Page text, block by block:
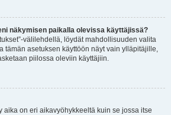
näkymisen paikalla olevissa käyttäjissä?
välilehdellä, löydät mahdollisuuden valita
tämän asetuksen käyttöön näyt vain ylläpitäjille,
piilossa oleviin käyttäjiin.
aika on eri aikavyöhykkeeltä kuin se jossa itse